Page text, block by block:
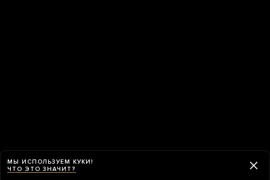
МЫ ИСПОЛЬЗУЕМ КУКИ!
ЧТО ЭТО ЗНАЧИТ?